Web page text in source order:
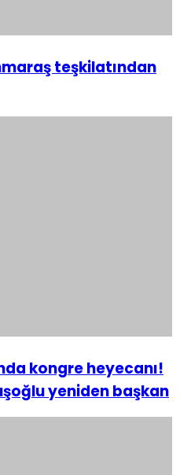
teşkilatından
kongre heyecanı!
yeniden başkan